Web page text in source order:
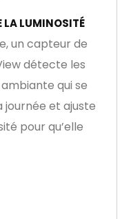
LA LUMINOSITÉ
un capteur de
détecte les
qui se
journée et ajuste
pour qu’elle